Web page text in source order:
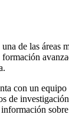
de las áreas
con un
de